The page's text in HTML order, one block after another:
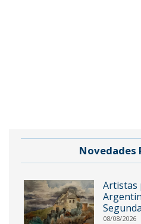
Novedades
Artistas
08/08/2026